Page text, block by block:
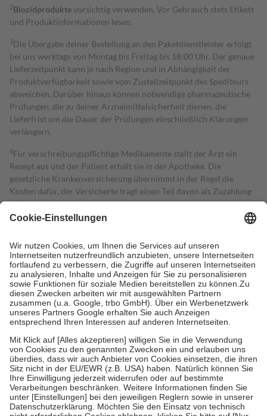
2Biozidproduktevorsichtig verwenden. Vor Gebrauch stets Etikett
und Produktinformationen lesen.
3Die Übergabe deiner Bestellung an den Paketdienstleister erfolgt
bei uns werktags von Montag bis Freitag bis 18:00 Uhr. Der genaue
Lieferzeitpunkt kann je nach Region und in Abhängigkeit der
Produktverfügbarkeit sowie vom Zustellzeitpunkt des Spediteurs
abweichen. Darüber hinaus können notwendige pharmazeutische
Prüfungen, die zu deiner Arzneimittelsicherheit dienen, die
Lieferfrist um die Dauer der Prüfungen einschließlich Klärungen
verlängern.
4Für verschreibungspflichtige Medikamente stellt der Arzt ein
Rezept aus und der Patient erhält sie in der Apotheke. Die
gesetzliche Krankenversicherung übernimmt in der Regel die
Kosten dafür, der Versicherte trägt einen Teil davon als Zuzahlung
mit.
Grundsätzlich leisten Mitglieder Zuzahlungen in Höhe von zehn
höchstens zehn Euro.
Es sind jedoch nie mehr als die tatsächlichen
Kosten der Leistung zu entrichten.
Diese Regeln gelten grundsätzlich auch für Online-Apotheken.
Bei Heilmitteln und häuslicher Krankenpflege beträgt die
Zuzahlung zehn Prozent der Kosten sowie zehn Euro je
Verordnung.
Um das Engagement der Versicherten für ihre eigene Gesundheit zu
stärken und die besondere Stellung der Familie zu unterstützen,
fallenkeine Zuzahlungenan bei:
• Kindern und Jugendlichen bis zum vollendeten 18. Lebensjahr
mit Ausnahme der Fahrkosten
• Untersuchungen zur Vorsorge und Früherkennung, die von der
GKV getragen werden
• empfohlenen Schutzimpfungen